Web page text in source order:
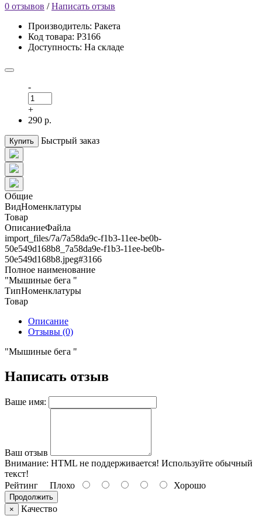
0 отзывов /Написать отзыв
Производитель: Ракета
Код товара: Р3166
Доступность: На складе
-
+
290 р.
Купить Быстрый заказ
Общие
ВидНоменклатуры
Товар
ОписаниеФайла
import_files/7a/7a58da9c-f1b3-11ee-be0b-
50e549d168b8_7a58da9e-f1b3-11ee-be0b-
50e549d168b8.jpeg#3166
Полное наименование
"Мышиные бега "
ТипНоменклатуры
Товар
Описание
Отзывы (0)
"Мышиные бега "
Написать отзыв
Ваше имя:
Ваш отзыв
Внимание: HTML не поддерживается! Используйте обычный
текст!
Рейтинг Плохо Хорошо
Продолжить
×
Качество